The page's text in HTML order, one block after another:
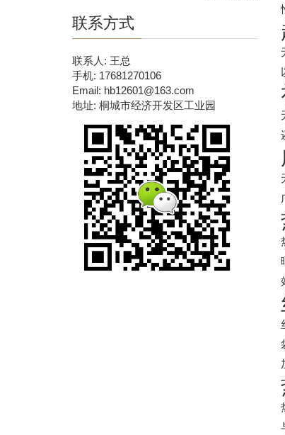
联系方式
联系人: 王总
手机: 17681270106
Email: hb12601@163.com
地址: 桐城市经济开发区工业园